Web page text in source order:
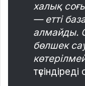
халық
— етті
алмайды.
бөлшек